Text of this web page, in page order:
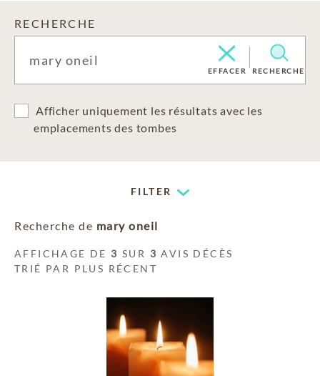
RECHERCHE
EFFACER RECHERCHE
Afficher uniquement les résultats avec les
emplacements des tombes
FILTER
Recherche de mary oneil
AFFICHAGE DE 3 SUR 3 AVIS DÉCÈS
TRIÉ PAR PLUS RÉCENT